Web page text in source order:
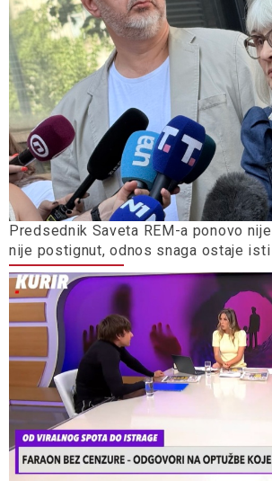
Predsednik Saveta REM-a ponovo
nije postignut, odnos snaga ostaje isti